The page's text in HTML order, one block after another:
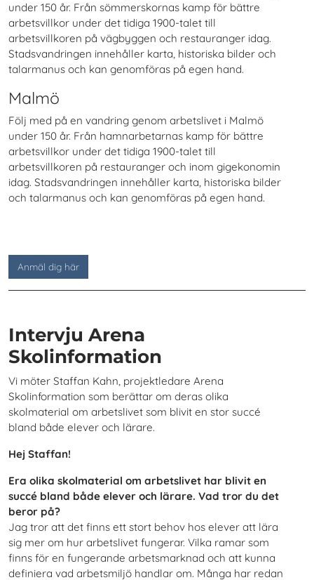
under 150 år. Från sömmerskornas kamp för bättre
arbetsvillkor under det tidiga 1900-talet till
arbetsvillkoren på vägbyggen och restauranger idag.
Stadsvandringen innehåller karta, historiska bilder och
talarmanus och kan genomföras på egen hand.
Malmö
Följ med på en vandring genom arbetslivet i Malmö
under 150 år. Från hamnarbetarnas kamp för bättre
arbetsvillkor under det tidiga 1900-talet till
arbetsvillkoren på restauranger och inom gigekonomin
idag. Stadsvandringen innehåller karta, historiska bilder
och talarmanus och kan genomföras på egen hand.
Anmäl dig här
Intervju Arena
Skolinformation
Vi möter Staffan Kahn, projektledare Arena
Skolinformation som berättar om deras olika
skolmaterial om arbetslivet som blivit en stor succé
bland både elever och lärare.
Hej Staffan!
Era olika skolmaterial om arbetslivet har blivit en
succé bland både elever och lärare. Vad tror du det
beror på?
Jag tror att det finns ett stort behov hos elever att lära
sig mer om hur arbetslivet fungerar. Vilka ramar som
finns för en fungerande arbetsmarknad och att kunna
definiera vad arbetsmiljö handlar om. Många har redan